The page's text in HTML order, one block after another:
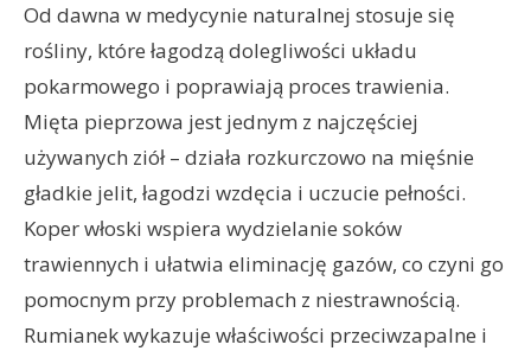
Od dawna w medycynie naturalnej stosuje się
rośliny, które łagodzą dolegliwości układu
pokarmowego i poprawiają proces trawienia.
Mięta pieprzowa jest jednym z najczęściej
używanych ziół – działa rozkurczowo na mięśnie
gładkie jelit, łagodzi wzdęcia i uczucie pełności.
Koper włoski wspiera wydzielanie soków
trawiennych i ułatwia eliminację gazów, co czyni go
pomocnym przy problemach z niestrawnością.
Rumianek wykazuje właściwości przeciwzapalne i